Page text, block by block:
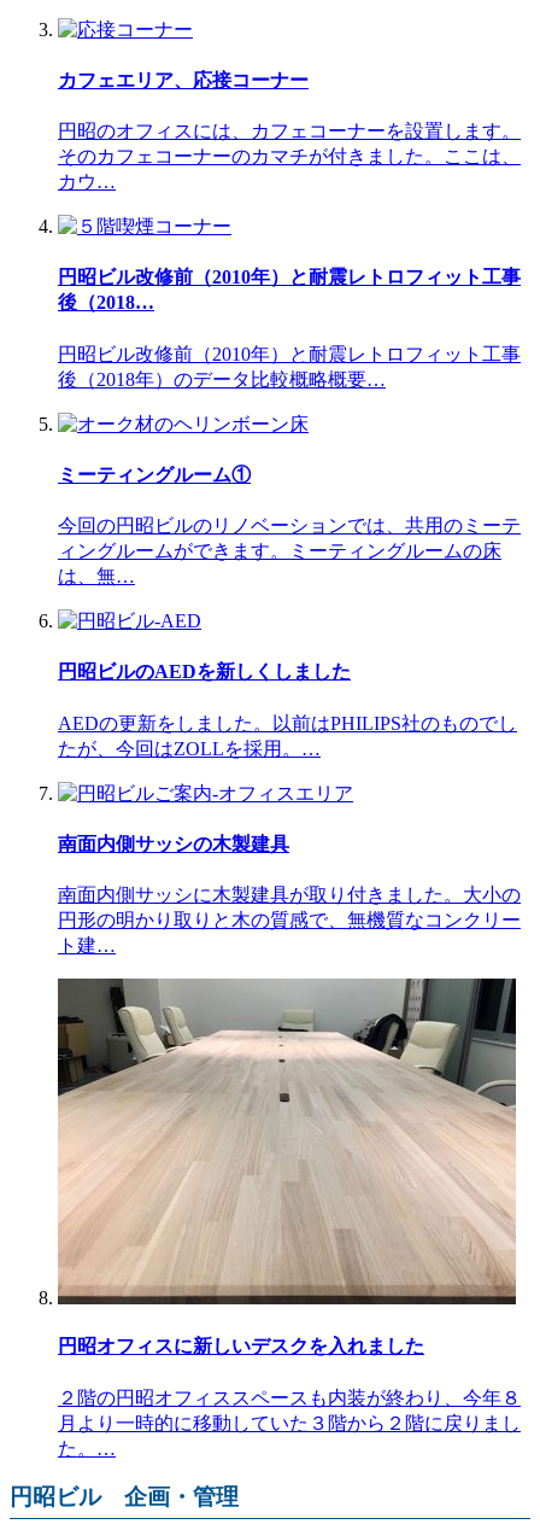
カフェエリア、応接コーナー
円昭のオフィスには、カフェコーナーを設置します。
そのカフェコーナーのカマチが付きました。ここは、
カウ…
円昭ビル改修前（2010年）と耐震レトロフィット工事
後（2018…
円昭ビル改修前（2010年）と耐震レトロフィット工事
後（2018年）のデータ比較概略概要…
ミーティングルーム①
今回の円昭ビルのリノベーションでは、共用のミーテ
ィングルームができます。ミーティングルームの床
は、無…
円昭ビルのAEDを新しくしました
AEDの更新をしました。以前はPHILIPS社のものでし
たが、今回はZOLLを採用。…
南面内側サッシの木製建具
南面内側サッシに木製建具が取り付きました。大小の
円形の明かり取りと木の質感で、無機質なコンクリー
ト建…
円昭オフィスに新しいデスクを入れました
２階の円昭オフィススペースも内装が終わり、今年８
月より一時的に移動していた３階から２階に戻りまし
た。…
円昭ビル 企画・管理